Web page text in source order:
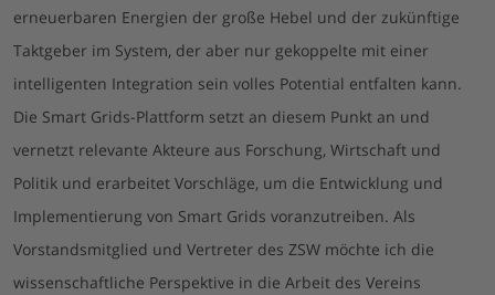
erneuerbaren Energien der große Hebel und der zukünftige
Taktgeber im System, der aber nur gekoppelte mit einer
intelligenten Integration sein volles Potential entfalten kann.
Die Smart Grids-Plattform setzt an diesem Punkt an und
vernetzt relevante Akteure aus Forschung, Wirtschaft und
Politik und erarbeitet Vorschläge, um die Entwicklung und
Implementierung von Smart Grids voranzutreiben. Als
Vorstandsmitglied und Vertreter des ZSW möchte ich die
wissenschaftliche Perspektive in die Arbeit des Vereins